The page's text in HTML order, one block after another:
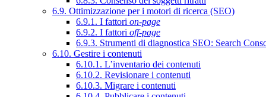
6.9. Ottimizzazione per i motori di ricerca (SEO)
6.9.1. I fattori on-page
6.9.2. I fattori off-page
6.9.3. Strumenti di diagnostica SEO: Search
6.10. Gestire i contenuti
6.10.1. L’inventario dei contenuti
6.10.2. Revisionare i contenuti
6.10.3. Migrare i contenuti